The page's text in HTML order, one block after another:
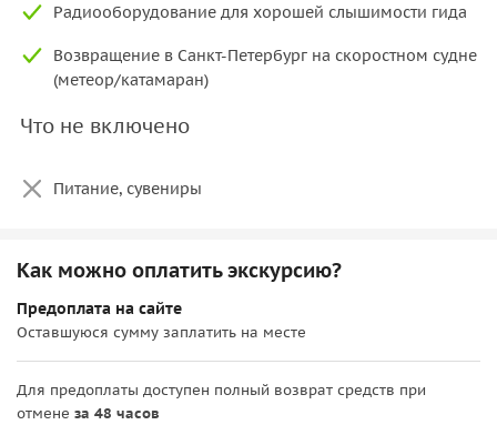
самый большой, главный морской храм России.В Санкт-
Петербург вы также вернетесь на «Метеоре» или
новеньком катамаране.
Радиооборудование для хорошей слышимости гида
Возвращение в Санкт-Петербург на скоростном судне
(метеор/катамаран)
Что не включено
Питание, сувениры
Как можно оплатить экскурсию?
Предоплата на сайте
Оставшуюся сумму заплатить на месте
Для предоплаты доступен полный возврат средств при
отмене за 48 часов